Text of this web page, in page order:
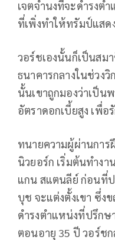
เจตจำนงที่จะดำรงต
ที่เพิ่งทำให้ทรัมป์แสด
วอร์ชเองนั้นก็เป็นสม
ธนาคารกลางในช่วงวิ
นั้นเขาถูกมองว่าเป็
อัตราดอกเบี้ยสูง เพื่อ
ทนายความผู้ผ่านการ
นิวยอร์ก เริ่มต้นทำง
แกน สแตนลีย์ ก่อนที่ป
บุช จะแต่งตั้งเขา ซึ่ง
ดำรงตำแหน่งที่ปรึกษ
ตอนอายุ 35 ปี วอร์ช